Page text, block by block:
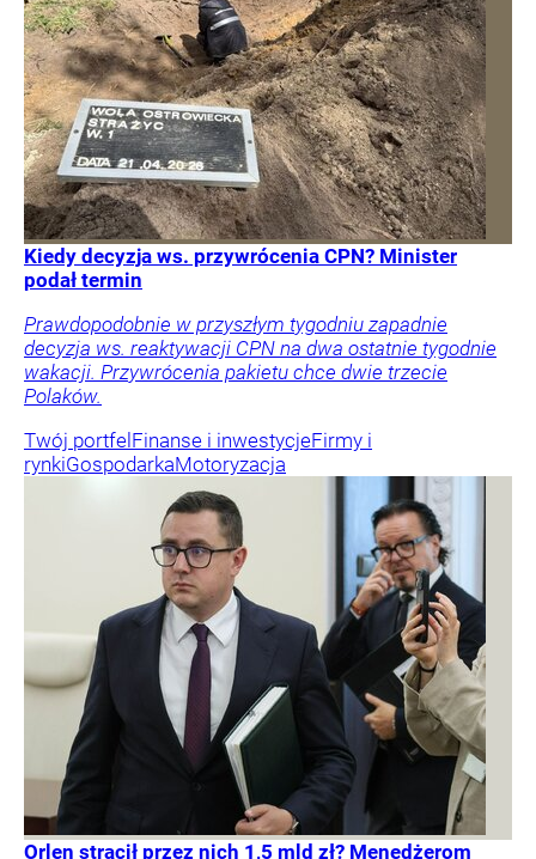
Kiedy decyzja ws. przywrócenia CPN? Minister
podał termin
Prawdopodobnie w przyszłym tygodniu zapadnie
decyzja ws. reaktywacji CPN na dwa ostatnie tygodnie
wakacji. Przywrócenia pakietu chce dwie trzecie
Polaków.
Twój portfel Finanse i inwestycjeFirmy i
rynkiGospodarkaMotoryzacja
Orlen stracił przez nich 1,5 mld zł? Menedżerom